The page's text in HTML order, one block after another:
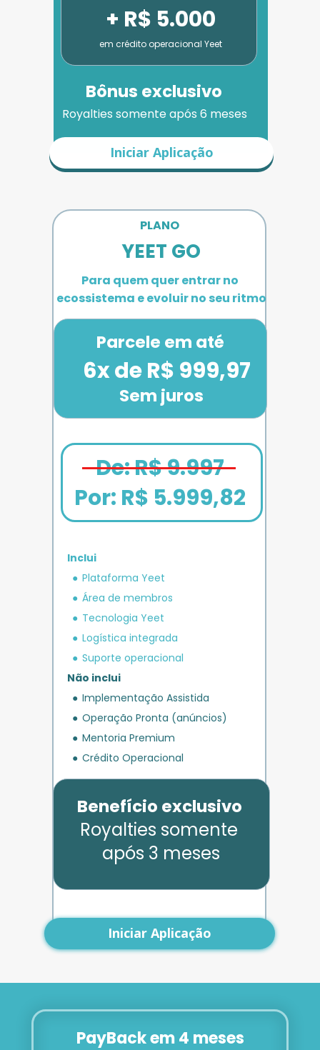
PLANO
PLANO
IMPULSO
YEET GO
Para quem quer entrar no
ecossistema e evoluir no seu ritmo
Parcele em até
Parcele em até
12x de R$ 1.666,67
Sem juros
Inclui
Plataforma Yeet
Área de membros
Tecnologia Yeet
Logística integrada
Suporte operacional
Não inclui
Implementação Assistida
Operação Pronta (anúncios)
Mentoria Premium
Crédito Operacional
Bônus exclusivo
+ R$ 5.000
Yeet
Benefício exclusivo
Iniciar Aplicação
Iniciar Aplicação
Bônus exclusivo
+ R$ 5.000
em crédito operacional Yeet
Royalties somente após 6 meses
6x de R$ 999,97
De: R$ 9.997
Por: R$ 5.999,82
Royalties somente
após 3 meses
Benefício exclusivo
PayBack em 4 meses